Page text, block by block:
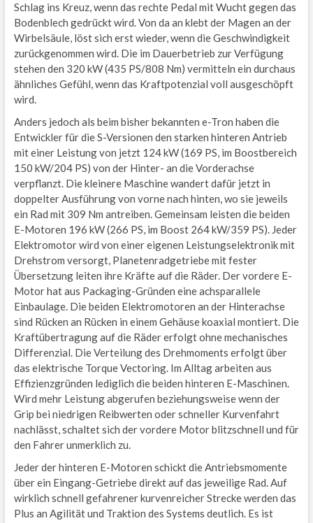
Schlag ins Kreuz, wenn das rechte Pedal mit Wucht gegen das
Bodenblech gedrückt wird. Von da an klebt der Magen an der
Wirbelsäule, löst sich erst wieder, wenn die Geschwindigkeit
zurückgenommen wird. Die im Dauerbetrieb zur Verfügung
stehen den 320 kW (435 PS/808 Nm) vermitteln ein durchaus
ähnliches Gefühl, wenn das Kraftpotenzial voll ausgeschöpft
wird.
Anders jedoch als beim bisher bekannten e-Tron haben die
Entwickler für die S-Versionen den starken hinteren Antrieb
mit einer Leistung von jetzt 124 kW (169 PS, im Boostbereich
150 kW/204 PS) von der Hinter- an die Vorderachse
verpflanzt. Die kleinere Maschine wandert dafür jetzt in
doppelter Ausführung von vorne nach hinten, wo sie jeweils
ein Rad mit 309 Nm antreiben. Gemeinsam leisten die beiden
E-Motoren 196 kW (266 PS, im Boost 264 kW/359 PS). Jeder
Elektromotor wird von einer eigenen Leistungselektronik mit
Drehstrom versorgt, Planetenradgetriebe mit fester
Übersetzung leiten ihre Kräfte auf die Räder. Der vordere E-
Motor hat aus Packaging-Gründen eine achsparallele
Einbaulage. Die beiden Elektromotoren an der Hinterachse
sind Rücken an Rücken in einem Gehäuse koaxial montiert. Die
Kraftübertragung auf die Räder erfolgt ohne mechanisches
Differenzial. Die Verteilung des Drehmoments erfolgt über
das elektrische Torque Vectoring. Im Alltag arbeiten aus
Effizienzgründen lediglich die beiden hinteren E-Maschinen.
Wird mehr Leistung abgerufen beziehungsweise wenn der
Grip bei niedrigen Reibwerten oder schneller Kurvenfahrt
nachlässt, schaltet sich der vordere Motor blitzschnell und für
den Fahrer unmerklich zu.
Jeder der hinteren E-Motoren schickt die Antriebsmomente
über ein Eingang-Getriebe direkt auf das jeweilige Rad. Auf
wirklich schnell gefahrener kurvenreicher Strecke werden das
Plus an Agilität und Traktion des Systems deutlich. Es ist